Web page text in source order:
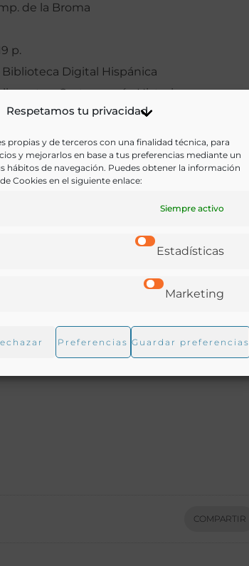
Respetamos tu privacidad
propias y de terceros con una finalidad técnica, para
y mejorarlos en base a tus preferencias mediante un
hábitos de navegación. Puedes obtener la información
Cookies en el siguiente enlace:
Siempre activo
Estadísticas
Marketing
Preferencias Guardar preferencias
de la Broma
p.
Biblioteca Digital Hispánica
Gastronomía, Historia
Hambre, Memorias, Política
Ir a versión electrónica
COMPARTIR